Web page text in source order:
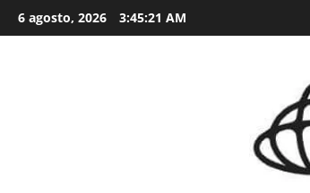
Skip
to
6 agosto, 2026 3:45:22 AM